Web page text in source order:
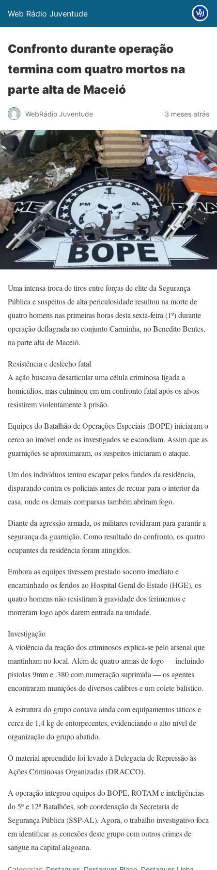
Web Rádio Juventude
Confronto durante operação
termina com quatro mortos na
parte alta de Maceió
WebRádio Juventude 3 meses atrás
Uma intensa troca de tiros entre forças de elite da Segurança
Pública e suspeitos de alta periculosidade resultou na morte de
quatro homens nas primeiras horas desta sexta-feira (1º) durante
operação deflagrada no conjunto Carminha, no Benedito Bentes,
na parte alta de Maceió.
Resistência e desfecho fatal
A ação buscava desarticular uma célula criminosa ligada a
homicídios, mas culminou em um confronto fatal após os alvos
resistirem violentamente à prisão.
Equipes do Batalhão de Operações Especiais (BOPE) iniciaram o
cerco ao imóvel onde os investigados se escondiam. Assim que as
guarnições se aproximaram, os suspeitos iniciaram o ataque.
Um dos indivíduos tentou escapar pelos fundos da residência,
disparando contra os policiais antes de recuar para o interior da
casa, onde os demais comparsas também abriram fogo.
Diante da agressão armada, os militares revidaram para garantir a
segurança da guarnição. Como resultado do confronto, os quatro
ocupantes da residência foram atingidos.
Embora as equipes tivessem prestado socorro imediato e
encaminhado os feridos ao Hospital Geral do Estado (HGE), os
quatro homens não resistiram à gravidade dos ferimentos e
morreram logo após darem entrada na unidade.
Investigação
A violência da reação dos criminosos explica-se pelo arsenal que
mantinham no local. Além de quatro armas de fogo — incluindo
pistolas 9mm e .380 com numeração suprimida — os agentes
encontraram munições de diversos calibres e um colete balístico.
A estrutura do grupo contava ainda com equipamentos táticos e
cerca de 1,4 kg de entorpecentes, evidenciando o alto nível de
organização do grupo abatido.
O material apreendido foi levado à Delegacia de Repressão às
Ações Criminosas Organizadas (DRACCO).
A operação integrou equipes do BOPE, ROTAM e inteligências
do 5º e 12º Batalhões, sob coordenação da Secretaria de
Segurança Pública (SSP-AL). Agora, o trabalho investigativo foca
em identificar as conexões deste grupo com outros crimes de
sangue na capital alagoana.